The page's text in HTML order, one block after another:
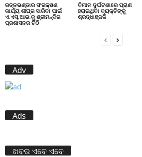
ରତ୍ନଭଣ୍ଡାର ସଂରକ୍ଷଣ
କାର୍ଯ୍ୟ ଶୀଘ୍ର ସାରିବା ପାଇଁ
ଏ.ଏସ୍.ଆଇ.କୁ ଶ୍ରୀମନ୍ଦିର
ପ୍ରଶାସନର ଚିଠି
ବିମାନ ଦୁର୍ଘଟଣାରେ ପ୍ରାଣ
ହରାଇଥିବା ବ୍ୟକ୍ତିଙ୍କୁ
ଶ୍ରଦ୍ଧାଞ୍ଜଳି
Adv
Ads
ଖବର ଏବେ ଏବେ